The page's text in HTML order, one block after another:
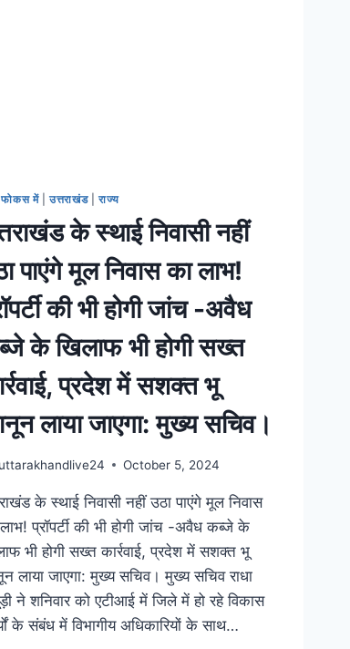
में|उत्तराखंड| राज्य
के स्थाई निवासी नहीं
पाएंगे मूल निवास का लाभ!
की भी होगी जांच -अवैध
के खिलाफ भी होगी सख्त
प्रदेश में सशक्त भू
लाया जाएगा: मुख्य सचिव।
uttarakhandlive24 October 5, 2024
के स्थाई निवासी नहीं उठा पाएंगे मूल निवास
प्रॉपर्टी की भी होगी जांच -अवैध कब्जे के
भी होगी सख्त कार्रवाई, प्रदेश में सशक्त भू
लाया जाएगा: मुख्य सचिव। मुख्य सचिव राधा
ने शनिवार को एटीआई में जिले में हो रहे विकास
के संबंध में विभागीय अधिकारियों के साथ…